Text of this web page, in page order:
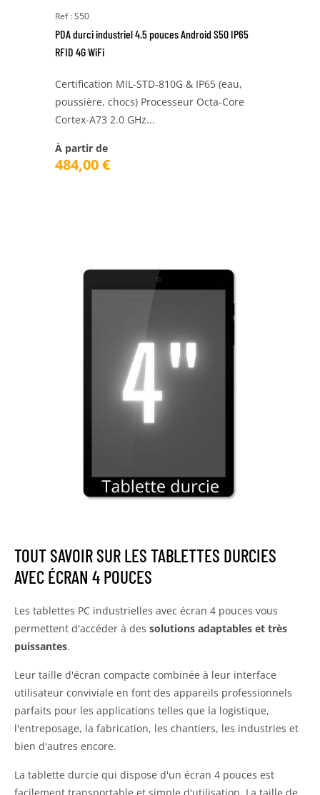
Ref : S50
PDA durci industriel 4.5 pouces Android S50 IP65
RFID 4G WiFi
Certification MIL-STD-810G & IP65 (eau,
poussière, chocs) Processeur Octa-Core
Cortex-A73 2.0 GHz...
À partir de
484,00€
TOUT SAVOIR SUR LES TABLETTES DURCIES
AVEC ÉCRAN 4 POUCES
Les tablettes PC industrielles avec écran 4 pouces vous
permettent d'accéder à des solutions adaptables et très
puissantes.
Leur taille d'écran compacte combinée à leur interface
utilisateur conviviale en font des appareils professionnels
parfaits pour les applications telles que la logistique,
l'entreposage, la fabrication, les chantiers, les industries et
bien d'autres encore.
La tablette durcie qui dispose d'un écran 4 pouces est